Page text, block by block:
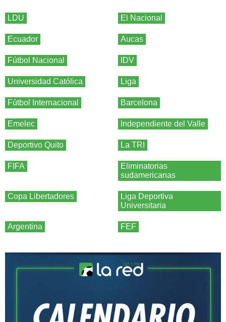
LDU El Nacional
Ecuador Aucas
Fútbol Nacional IDV
Universidad Católica Liga
Fútbol Internacional Barcelona
Emelec Independiente del Valle
Deportivo Quito La TRI
FIFA
Eliminatorias
sudamericanas
Copa Libertadores
Liga Deportiva
Universitaria
Argentina FEF